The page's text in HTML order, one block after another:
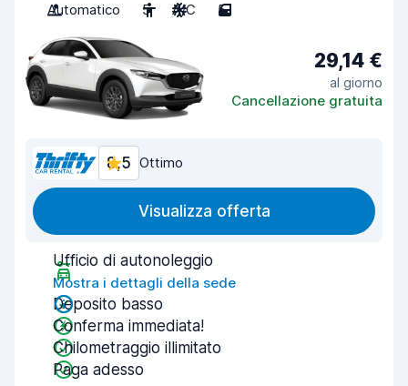
Automatico
5 A/C 5
29,14 €
al giorno
Cancellazione gratuita
8,5 Ottimo
Visualizza offerta
Ufficio di autonoleggio
Mostra i dettagli della sede
Deposito basso
Conferma immediata!
Chilometraggio illimitato
Paga adesso